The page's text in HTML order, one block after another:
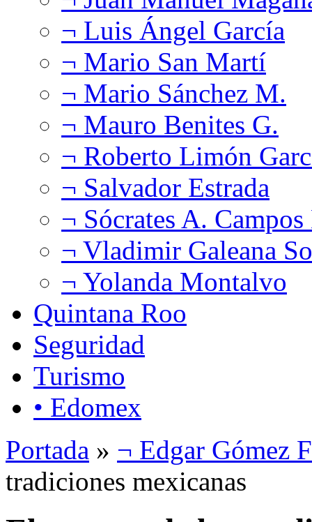
¬ Luis Ángel García
¬ Mario San Martí
¬ Mario Sánchez M.
¬ Mauro Benites G.
¬ Roberto Limón
¬ Salvador Estrada
¬ Sócrates A.
¬ Vladimir Galeana
¬ Yolanda Montalvo
Quintana Roo
Seguridad
Turismo
• Edomex
Portada » ¬ Edgar Gómez
tradiciones mexicanas